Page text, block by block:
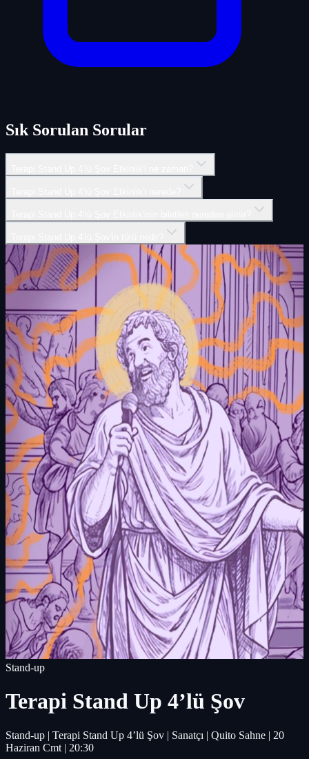
Sık Sorulan Sorular
Stand-up
Terapi Stand Up 4’lü Şov
Stand-up | Terapi Stand Up 4’lü Şov | Sanatçı | Quito Sahne | 20
Haziran Cmt | 20:30